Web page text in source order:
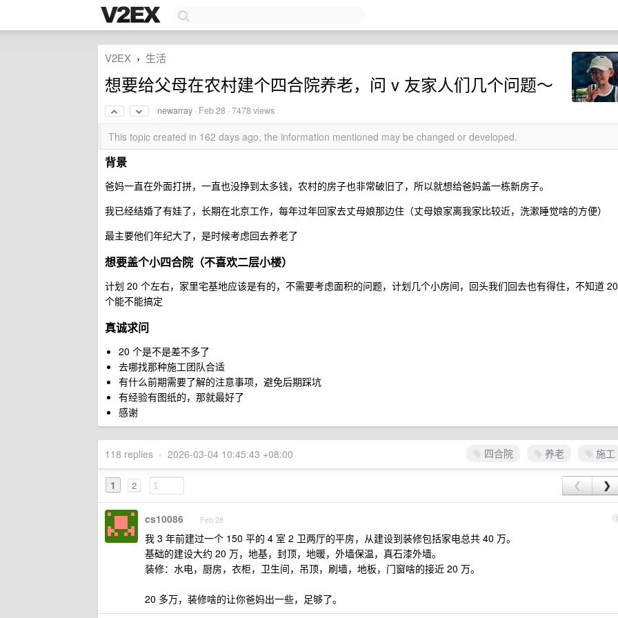
V2EX › 生活
想要给父母在农村建个四合院养老，问 v 友家人们几个问题～
newarray · Feb 28 · 7478 views
This topic created in 162 days ago, the information mentioned may be changed or developed.
背景
爸妈一直在外面打拼，一直也没挣到太多钱，农村的房子也非常破旧了，所以就想给爸妈盖一栋新房子。
我已经结婚了有娃了，长期在北京工作，每年过年回家去丈母娘那边住（丈母娘家离我家比较近，洗漱睡觉啥的方便）
最主要他们年纪大了，是时候考虑回去养老了
想要盖个小四合院（不喜欢二层小楼）
计划 20 个左右，家里宅基地应该是有的，不需要考虑面积的问题，计划几个小房间，回头我们回去也有得住，不知道 20
个能不能搞定
真诚求问
20 个是不是差不多了
去哪找那种施工团队合适
有什么前期需要了解的注意事项，避免后期踩坑
有经验有图纸的，那就最好了
感谢
四合院 养老 施工
118 replies • 2026-03-04 10:45:43 +08:00
1 2 ❮ ❯
1
cs10086 Feb 28
我 3 年前建过一个 150 平的 4 室 2 卫两厅的平房，从建设到装修包括家电总共 40 万。
基础的建设大约 20 万，地基，封顶，地暖，外墙保温，真石漆外墙。
装修：水电，厨房，衣柜，卫生间，吊顶，刷墙，地板，门窗啥的接近 20 万。
20 多万，装修啥的让你爸妈出一些，足够了。